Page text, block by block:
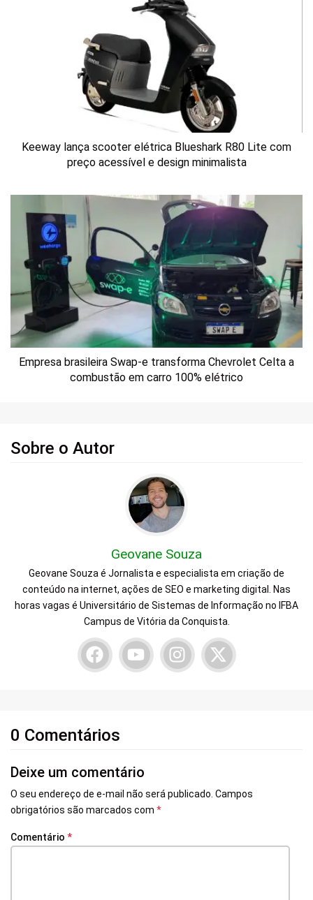
Keeway lança scooter elétrica Blueshark R80 Lite com
preço acessível e design minimalista
Empresa brasileira Swap-e transforma Chevrolet Celta a
combustão em carro 100% elétrico
Sobre o Autor
Geovane Souza
Geovane Souza é Jornalista e especialista em criação de
conteúdo na internet, ações de SEO e marketing digital. Nas
horas vagas é Universitário de Sistemas de Informação no IFBA
Campus de Vitória da Conquista.
0 Comentários
Deixe um comentário
O seu endereço de e-mail não será publicado. Campos
obrigatórios são marcados com *
Comentário *